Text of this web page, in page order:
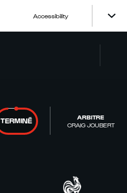
Accessibility
TERMINÉ
ARBITRE
CRAIG JOUBERT